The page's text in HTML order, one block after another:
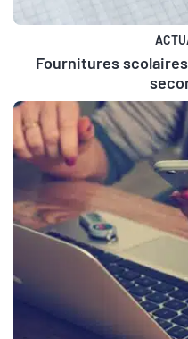
Fournitures